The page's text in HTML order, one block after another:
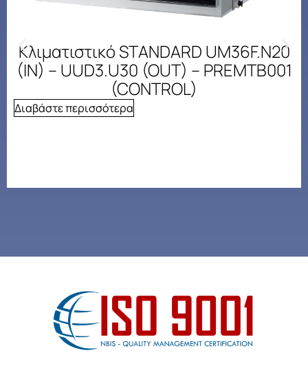
Κλιματιστικό STANDARD UM36F.N20
(IN) – UUD3.U30 (OUT) – PREMTB001
(CONTROL)
Διαβάστε περισσότερα